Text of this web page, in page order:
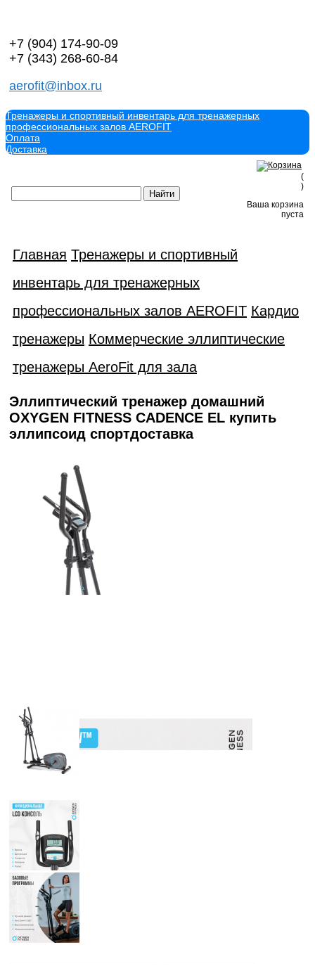
+7 (904) 174-90-09
+7 (343) 268-60-84
aerofit@inbox.ru
Тренажеры и спортивный инвентарь для тренажерных
профессиональных залов AEROFIT
Оплата
Доставка
(
)
Ваша корзина
пуста
Главная Тренажеры и спортивный
инвентарь для тренажерных
профессиональных залов AEROFIT Кардио
тренажеры Коммерческие эллиптические
тренажеры AeroFit для зала
Эллиптический тренажер домашний
OXYGEN FITNESS CADENCE EL купить
эллипсоид спортдоставка